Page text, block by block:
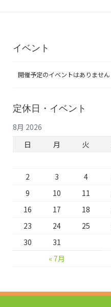
イベント
開催予定のイベントはありません
定休日・イベント
8月 2026
日
月 火
2
3 4
9
10 11
16
17 18
23
24 25
30
31
« 7月